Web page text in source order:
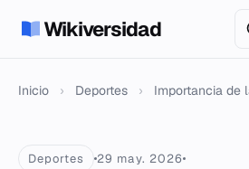
Wikiversidad
Inicio › Deportes › Importancia de
Deportes 29 may. 2026